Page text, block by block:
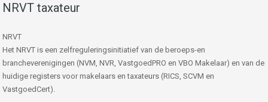
NRVT taxateur
NRVT
Het NRVT is een zelfreguleringsinitiatief van de beroeps-en
brancheverenigingen (NVM, NVR, VastgoedPRO en VBO Makelaar) en van de
huidige registers voor makelaars en taxateurs (RICS, SCVM en
VastgoedCert).